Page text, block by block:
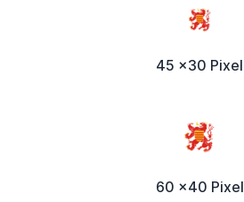
45 x30 Pixel
60 x40 Pixel